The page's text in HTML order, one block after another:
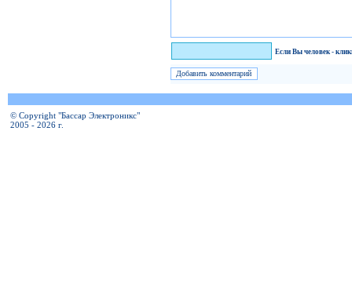
Если Вы человек -
© Copyright "Бассар Электроникс"
2005 - 2026 г.